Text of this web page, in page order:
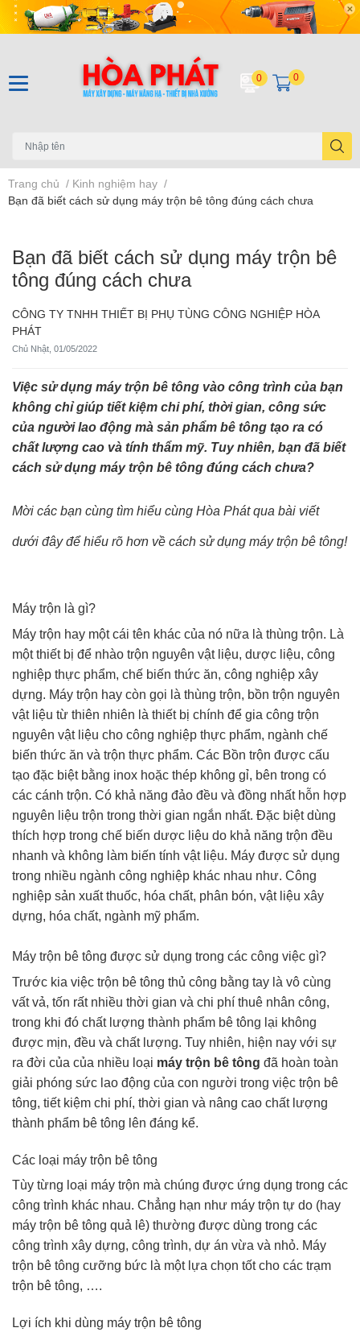
0 0
Trang chủ / Kinh nghiệm hay /
Bạn đã biết cách sử dụng máy trộn bê tông đúng cách chưa
Bạn đã biết cách sử dụng máy trộn bê
tông đúng cách chưa
CÔNG TY TNHH THIẾT BỊ PHỤ TÙNG CÔNG NGHIỆP HÒA
PHÁT
Chủ Nhật, 01/05/2022
Việc sử dụng máy trộn bê tông vào công trình của bạn
không chỉ giúp tiết kiệm chi phí, thời gian, công sức
của người lao động mà sản phẩm bê tông tạo ra có
chất lượng cao và tính thẩm mỹ. Tuy nhiên, bạn đã biết
cách sử dụng máy trộn bê tông đúng cách chưa?
Mời các bạn cùng tìm hiểu cùng Hòa Phát qua bài viết
dưới đây để hiểu rõ hơn về cách sử dụng máy trộn bê tông!
Máy trộn là gì?
Máy trộn hay một cái tên khác của nó nữa là thùng trộn. Là
một thiết bị để nhào trộn nguyên vật liệu, dược liệu, công
nghiệp thực phẩm, chế biến thức ăn, công nghiệp xây
dựng. Máy trộn hay còn gọi là thùng trộn, bồn trộn nguyên
vật liệu từ thiên nhiên là thiết bị chính để gia công trộn
nguyên vật liệu cho công nghiệp thực phẩm, ngành chế
biến thức ăn và trộn thực phẩm. Các Bồn trộn được cấu
tạo đặc biệt bằng inox hoặc thép không gỉ, bên trong có
các cánh trộn. Có khả năng đảo đều và đồng nhất hỗn hợp
nguyên liệu trộn trong thời gian ngắn nhất. Đặc biệt dùng
thích hợp trong chế biến dược liệu do khả năng trộn đều
nhanh và không làm biến tính vật liệu. Máy được sử dụng
trong nhiều ngành công nghiệp khác nhau như. Công
nghiệp sản xuất thuốc, hóa chất, phân bón, vật liệu xây
dựng, hóa chất, ngành mỹ phẩm.
Máy trộn bê tông được sử dụng trong các công việc gì?
Trước kia việc trộn bê tông thủ công bằng tay là vô cùng
vất vả, tốn rất nhiều thời gian và chi phí thuê nhân công,
trong khi đó chất lượng thành phẩm bê tông lại không
được mịn, đều và chất lượng. Tuy nhiên, hiện nay với sự
ra đời của của nhiều loại máy trộn bê tông đã hoàn toàn
giải phóng sức lao động của con người trong việc trộn bê
tông, tiết kiệm chi phí, thời gian và nâng cao chất lượng
thành phẩm bê tông lên đáng kể.
Các loại máy trộn bê tông
Tùy từng loại máy trộn mà chúng được ứng dụng trong các
công trình khác nhau. Chẳng hạn như máy trộn tự do (hay
máy trộn bê tông quả lê) thường được dùng trong các
công trình xây dựng, công trình, dự án vừa và nhỏ. Máy
trộn bê tông cưỡng bức là một lựa chọn tốt cho các trạm
trộn bê tông, ….
Lợi ích khi dùng máy trộn bê tông